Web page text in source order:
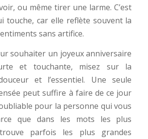
ou même tirer une larme. C’est
touche, car elle reflète souvent la
sans artifice.
souhaiter un joyeux anniversaire
et touchante, misez sur la
et l’essentiel. Une seule
peut suffire à faire de ce jour
pour la personne qui vous
que dans les mots les plus
parfois les plus grandes